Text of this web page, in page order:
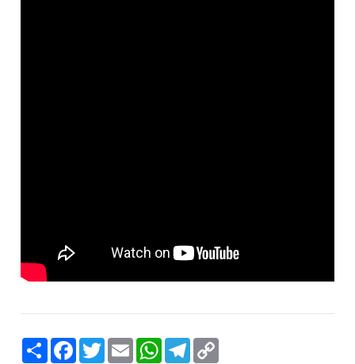
Compartilhar
Facebook
TwitterEmail WhatsApp
Telegram